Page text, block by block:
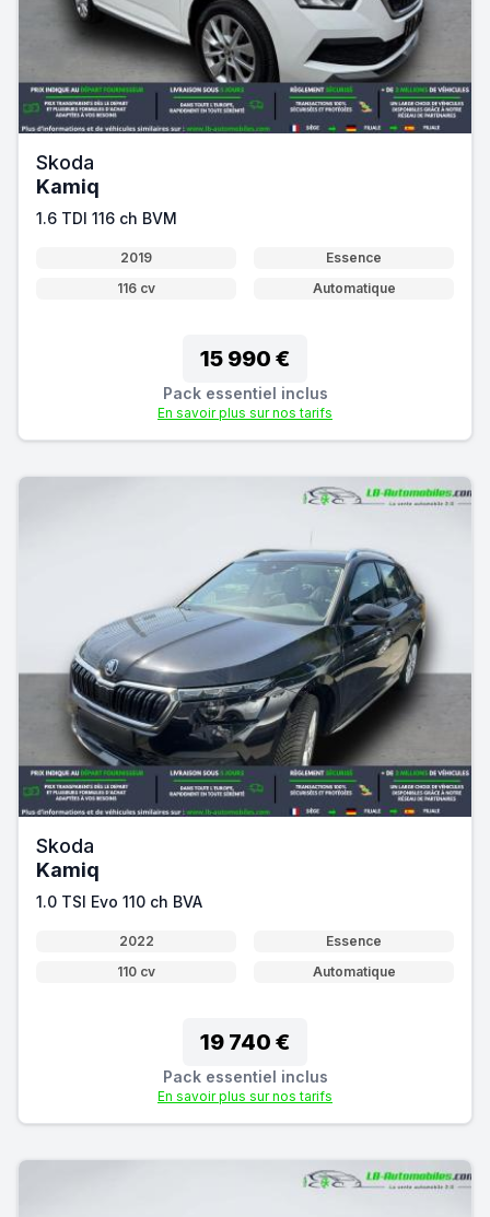
Skoda
Kamiq
1.6 TDI 116 ch BVM
2019
Essence
116 cv
Automatique
15 990 €
Pack essentiel inclus
En savoir plus sur nos tarifs
Skoda
Kamiq
1.0 TSI Evo 110 ch BVA
2022
Essence
110 cv
Automatique
19 740 €
Pack essentiel inclus
En savoir plus sur nos tarifs